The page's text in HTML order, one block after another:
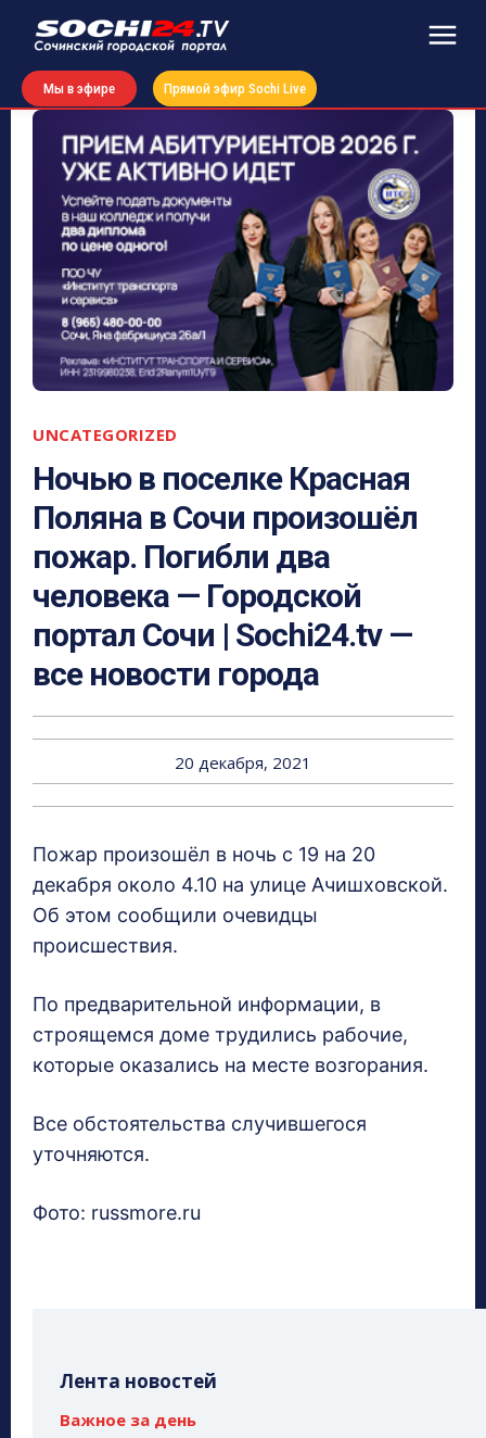
Мы в эфире Прямой эфир Sochi Live
UNCATEGORIZED
Ночью в поселке Красная
Поляна в Сочи произошёл
пожар. Погибли два
человека — Городской
портал Сочи | Sochi24.tv —
все новости города
20 декабря, 2021
Пожар произошёл в ночь с 19 на 20
декабря около 4.10 на улице Ачишховской.
Об этом сообщили очевидцы
происшествия.
По предварительной информации, в
строящемся доме трудились рабочие,
которые оказались на месте возгорания.
Все обстоятельства случившегося
уточняются.
Фото: russmore.ru
Лента новостей
Важное за день